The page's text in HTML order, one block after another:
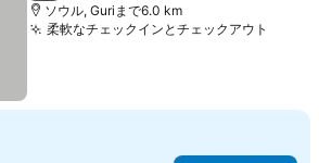
ソウル, Guriまで6.0 km
柔軟なチェックインとチェックアウト